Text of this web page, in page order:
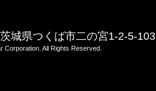
県つくば市二の宮1-2-5-103
Corporation. All Rights Reserved.